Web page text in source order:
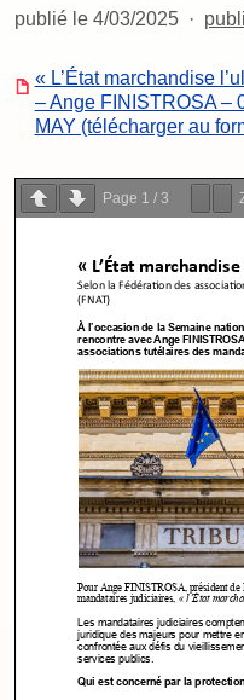
publié le 4/03/2025
« L’État marchandise
– Ange FINISTROSA –
MAY (télécharger au
Page 1 / 3